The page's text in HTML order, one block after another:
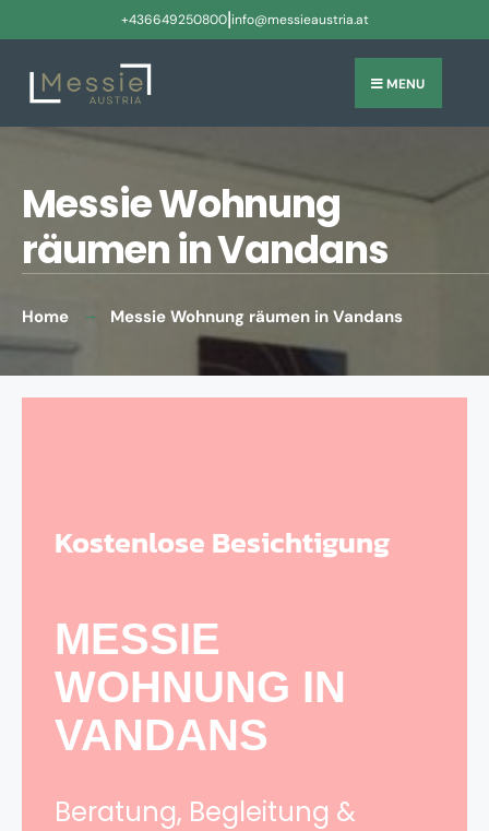
+436649250800|info@messieaustria.at
MENU
Messie Wohnung
räumen in Vandans
Home Messie Wohnung räumen in Vandans
Kostenlose Besichtigung
MESSIE
WOHNUNG IN
VANDANS
Beratung, Begleitung &